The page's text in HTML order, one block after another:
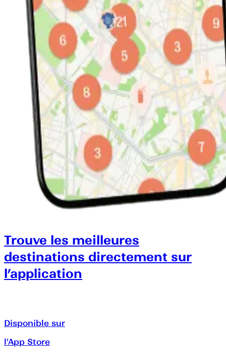
Trouve les meilleures
destinations directement sur
l’application
Disponible sur
l'App Store